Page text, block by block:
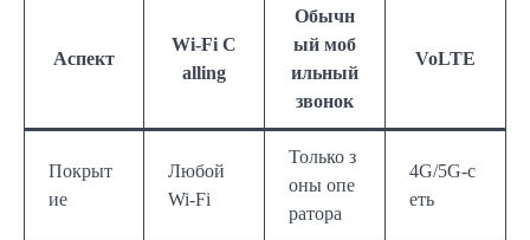
Аспект
Wi-Fi C
alling
Обычн
ый моб
ильный
звонок
VoLTE
Покрыт
ие
Любой
Wi-Fi
Только з
оны опе
ратора
4G/5G-с
еть